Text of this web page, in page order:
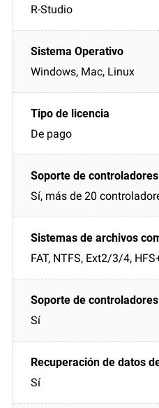
R-Studio
Windows, Mac, Linux
De pago
Sí, más de 20
FAT, NTFS, Ext2/3/4,
Sí
Sí